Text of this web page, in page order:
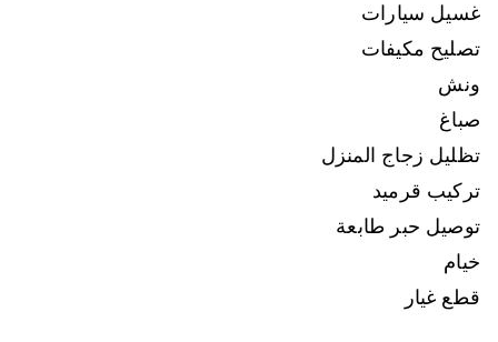
غسيل سيارات
تصليح مكيفات
ونش
صباغ
تظليل زجاج المنزل
تركيب قرميد
توصيل حبر طابعة
خيام
قطع غيار